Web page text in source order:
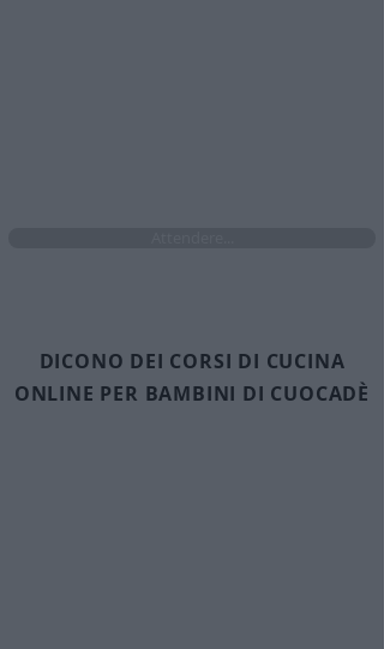
DICONO DEI CORSI DI CUCINA
ONLINE PER BAMBINI DI CUOCADÈ